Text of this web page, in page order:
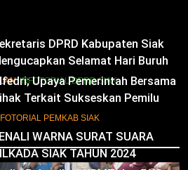
DPRD Kabupaten Siak
Selamat Hari Buruh
INFOTORIAL DPRD SIAK
WARNA SURAT SUARA
SIAK TAHUN 2024
Upaya Pemerintah Bersama
Terkait Sukseskan Pemilu
PEMKAB SIAK